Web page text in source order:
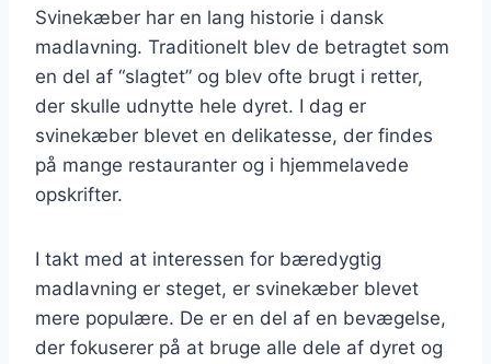
Svinekæber har en lang historie i dansk
madlavning. Traditionelt blev de betragtet som
en del af “slagtet” og blev ofte brugt i retter,
der skulle udnytte hele dyret. I dag er
svinekæber blevet en delikatesse, der findes
på mange restauranter og i hjemmelavede
opskrifter.
I takt med at interessen for bæredygtig
madlavning er steget, er svinekæber blevet
mere populære. De er en del af en bevægelse,
der fokuserer på at bruge alle dele af dyret og